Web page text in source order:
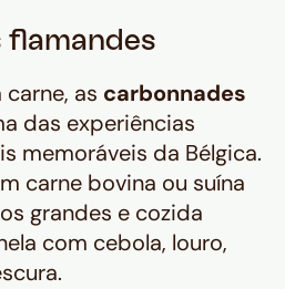
flamandes
as carbonnades
das experiências
memoráveis da Bélgica.
carne bovina ou suína
grandes e cozida
com cebola, louro,